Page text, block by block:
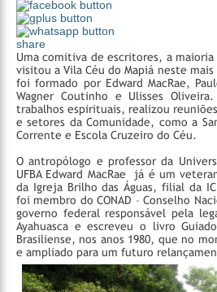
share
Uma comitiva de escritores, a maioria
visitou a Vila Céu do Mapiá neste
foi formado por Edward MacRae,
Wagner Coutinho e Ulisses
trabalhos espirituais, realizou
e setores da Comunidade, como a
Corrente e Escola Cruzeiro do Céu.
O antropólogo e professor da
UFBA Edward MacRae já é um
da Igreja Brilho das Águas, filial da
foi membro do CONAD – Conselho
governo federal responsável pela
Ayahuasca e escreveu o livro
Brasiliense, nos anos 1980, que no
e ampliado para um futuro